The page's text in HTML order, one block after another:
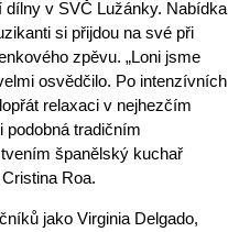
dílny v SVČ Lužánky. Nabídka
si přijdou na své při
zpěvu. „Loni jsme
osvědčilo. Po intenzívních
relaxaci v nejhezčím
podobná tradičním
španělský kuchař
Roa.
jako Virginia Delgado,